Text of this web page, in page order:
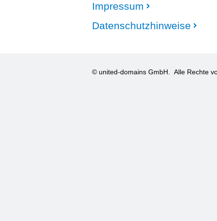
Impressum
Datenschutzhinweise
© united-domains GmbH. Alle Rechte